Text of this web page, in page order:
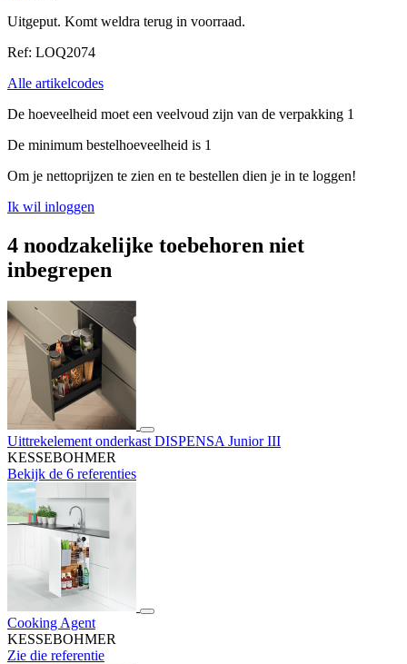
Uitgeput. Komt weldra terug in voorraad.
Ref: LOQ2074
Alle artikelcodes
De hoeveelheid moet een veelvoud zijn van de verpakking 1
De minimum bestelhoeveelheid is 1
Om je nettoprijzen te zien en te bestellen dien je in te loggen!
Ik wil inloggen
4 noodzakelijke toebehoren niet
inbegrepen
Uittrekelement onderkast DISPENSA Junior III
KESSEBOHMER
Bekijk de 6 referenties
Cooking Agent
KESSEBOHMER
Zie die referentie